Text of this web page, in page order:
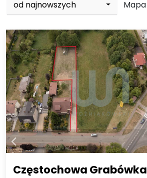
od najnowszych
Mapa
Częstochowa Grabówka